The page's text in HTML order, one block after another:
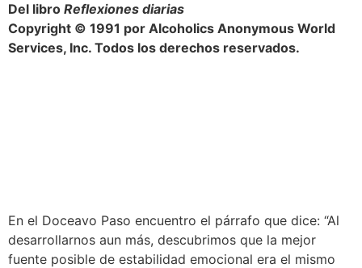
Del libro Reflexiones diarias
Copyright © 1991 por Alcoholics Anonymous World
Services, Inc. Todos los derechos reservados.
En el Doceavo Paso encuentro el párrafo que dice: “Al
desarrollarnos aun más, descubrimos que la mejor
fuente posible de estabilidad emocional era el mismo